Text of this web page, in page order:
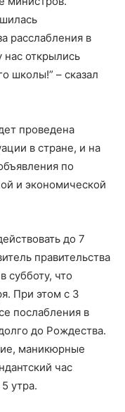
расслабления в
нас открылись
школы!” – сказал
проведена
в стране, и на
по
и экономической
до 7
правительства
субботу, что
При этом с 3
послабления в
до Рождества.
маникюрные
час
утра.